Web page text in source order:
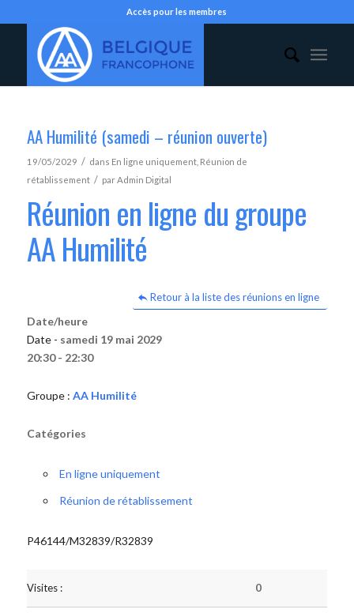
Accès pour les membres
AA Humilité (samedi – réunion ouverte)
19/05/2029 / dans En ligne uniquement, Réunion de
rétablissement / parAdmin Digital
Réunion en ligne du groupe
AA Humilité
Retour à la liste des réunions en ligne
Date/heure
Date - samedi 19 mai 2029
20:30 - 22:30
Groupe : AA Humilité
Catégories
En ligne uniquement
Réunion de rétablissement
P46144/M32839/R32839
Visites : 0